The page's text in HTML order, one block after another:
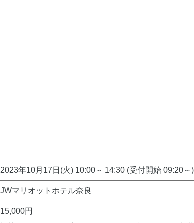
2023年10月17日(火) 10:00～ 14:30 (受付開始 09:20～)
JWマリオットホテル奈良
15,000円